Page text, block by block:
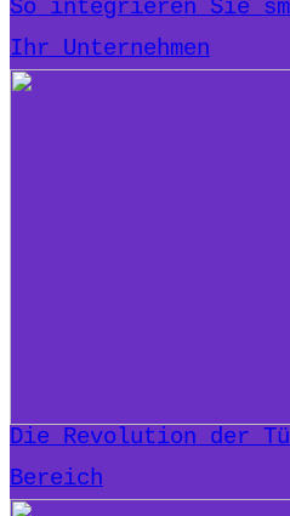
So integrieren Sie
Ihr Unternehmen
Die Revolution der
Bereich